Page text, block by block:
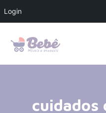
Login
cuidados